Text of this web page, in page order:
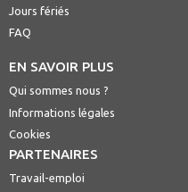
Jours fériés
FAQ
EN SAVOIR PLUS
Qui sommes nous ?
Informations légales
Cookies
PARTENAIRES
Travail-emploi